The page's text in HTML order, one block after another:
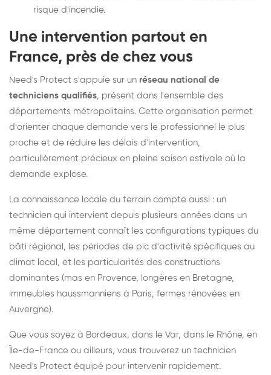
risque d'incendie.
Une intervention partout en
France, près de chez vous
Need's Protect s'appuie sur un réseau national de
techniciens qualifiés, présent dans l'ensemble des
départements métropolitains. Cette organisation permet
d'orienter chaque demande vers le professionnel le plus
proche et de réduire les délais d'intervention,
particulièrement précieux en pleine saison estivale où la
demande explose.
La connaissance locale du terrain compte aussi : un
technicien qui intervient depuis plusieurs années dans un
même département connaît les configurations typiques du
bâti régional, les périodes de pic d'activité spécifiques au
climat local, et les particularités des constructions
dominantes (mas en Provence, longères en Bretagne,
immeubles haussmanniens à Paris, fermes rénovées en
Auvergne).
Que vous soyez à Bordeaux, dans le Var, dans le Rhône, en
Île-de-France ou ailleurs, vous trouverez un technicien
Need's Protect équipé pour intervenir rapidement.